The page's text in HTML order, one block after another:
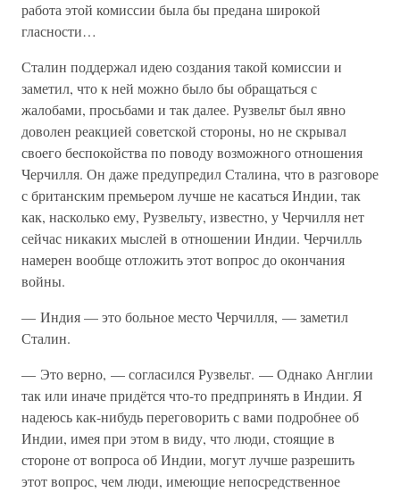
работа этой комиссии была бы предана широкой
гласности…
Сталин поддержал идею создания такой комиссии и
заметил, что к ней можно было бы обращаться с
жалобами, просьбами и так далее. Рузвельт был явно
доволен реакцией советской стороны, но не скрывал
своего беспокойства по поводу возможного отношения
Черчилля. Он даже предупредил Сталина, что в разговоре
с британским премьером лучше не касаться Индии, так
как, насколько ему, Рузвельту, известно, у Черчилля нет
сейчас никаких мыслей в отношении Индии. Черчилль
намерен вообще отложить этот вопрос до окончания
войны.
— Индия — это больное место Черчилля, — заметил
Сталин.
— Это верно, — согласился Рузвельт. — Однако Англии
так или иначе придётся что-то предпринять в Индии. Я
надеюсь как-нибудь переговорить с вами подробнее об
Индии, имея при этом в виду, что люди, стоящие в
стороне от вопроса об Индии, могут лучше разрешить
этот вопрос, чем люди, имеющие непосредственное